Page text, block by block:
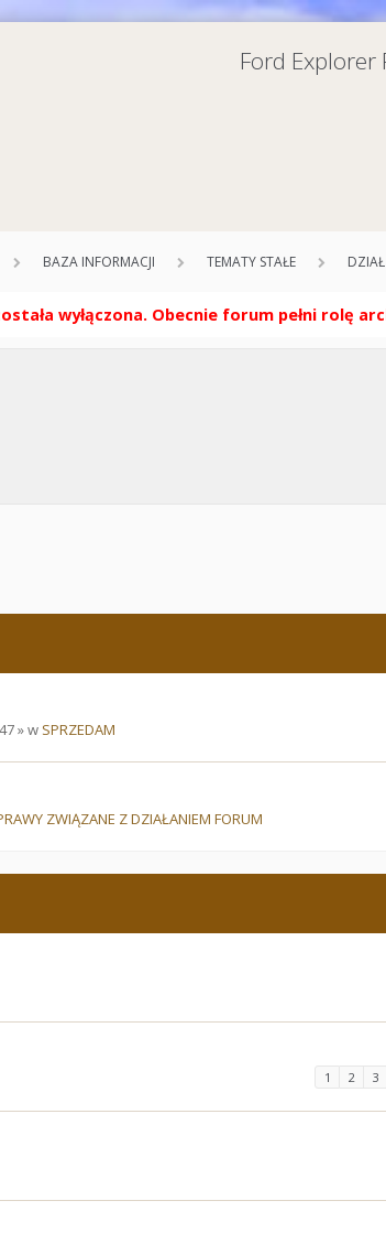
Ford
BAZA INFORMACJI TEMATY STAŁE
wyłączona. Obecnie forum pełni rolę
» w SPRZEDAM
ZWIĄZANE Z DZIAŁANIEM FORUM
1 2 3